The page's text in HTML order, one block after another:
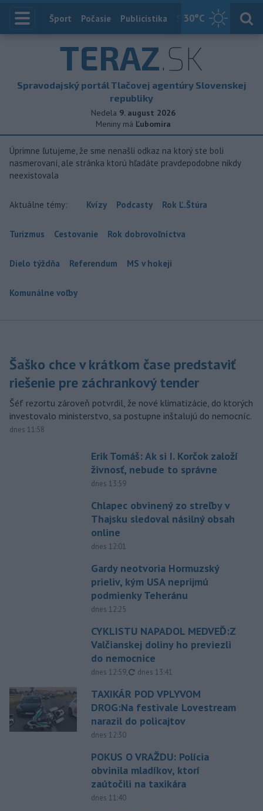
30°C
Index
Šport Počasie Publicistika Slovensko
TERAZ.SK
Spravodajský portál Tlačovej agentúry Slovenskej
republiky
Nedela 9. august 2026
Meniny má Ľubomíra
Úprimne ľutujeme, že sme nenašli odkaz na ktorý ste boli
nasmerovaní, ale stránka ktorú hľadáte pravdepodobne nikdy
neexistovala
Aktuálne témy: Kvízy Podcasty Rok Ľ.Štúra
Turizmus Cestovanie Rok dobrovoľníctva
Dielo týždňa Referendum MS v hokeji
Komunálne voľby
Šaško chce v krátkom čase predstaviť
riešenie pre záchrankový tender
Šéf rezortu zároveň potvrdil, že nové klimatizácie, do ktorých
investovalo ministerstvo, sa postupne inštalujú do nemocníc.
dnes 11:58
Erik Tomáš: Ak si I. Korčok založí
živnosť, nebude to správne
dnes 13:59
Chlapec obvinený zo streľby v
Thajsku sledoval násilný obsah
online
dnes 12:01
Gardy neotvoria Hormuzský
prieliv, kým USA neprijmú
podmienky Teheránu
dnes 12:25
CYKLISTU NAPADOL MEDVEĎ:Z
Valčianskej doliny ho previezli
do nemocnice
dnes 12:59, aktualizované
dnes 13:41
TAXIKÁR POD VPLYVOM
DROG:Na festivale Lovestream
narazil do policajtov
dnes 12:30
POKUS O VRAŽDU: Polícia
obvinila mladíkov, ktorí
zaútočili na taxikára
dnes 11:40